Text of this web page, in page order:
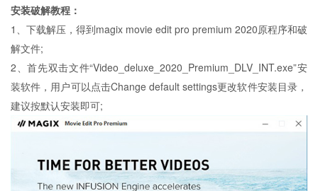
安装破解教程：
1、下载解压，得到magix movie edit pro premium 2020原程序和破
解文件;
2、首先双击文件“Video_deluxe_2020_Premium_DLV_INT.exe”安
装软件，用户可以点击Change default settings更改软件安装目录，
建议按默认安装即可;